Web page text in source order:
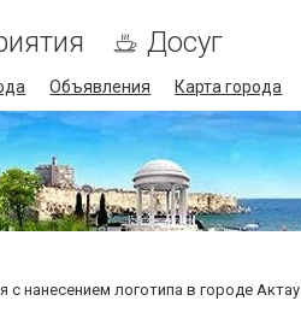
Досуг
Объявления Карта города
с нанесением логотипа в городе Актау